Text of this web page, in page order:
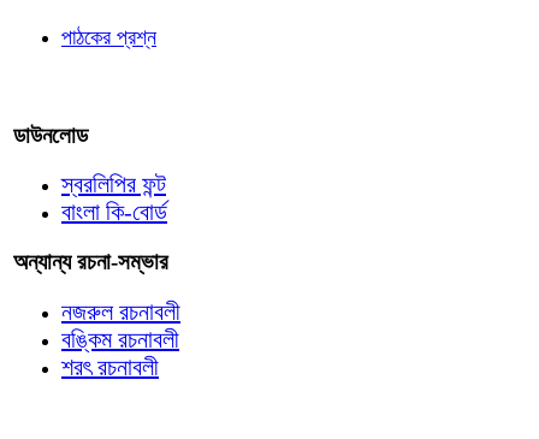
পাঠকের প্রশ্ন
ডাউনলোড
স্বরলিপির ফন্ট
বাংলা কি-বোর্ড
অন্যান্য রচনা-সম্ভার
নজরুল রচনাবলী
বঙ্কিম রচনাবলী
শরৎ রচনাবলী